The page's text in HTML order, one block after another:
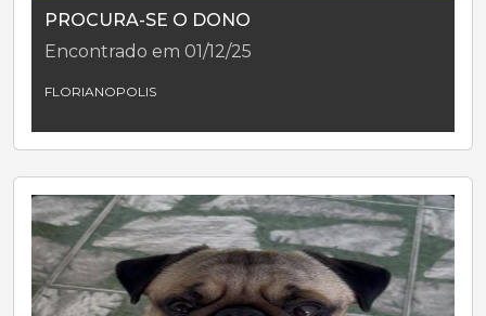
PROCURA-SE O DONO
Encontrado em 01/12/25
FLORIANOPOLIS